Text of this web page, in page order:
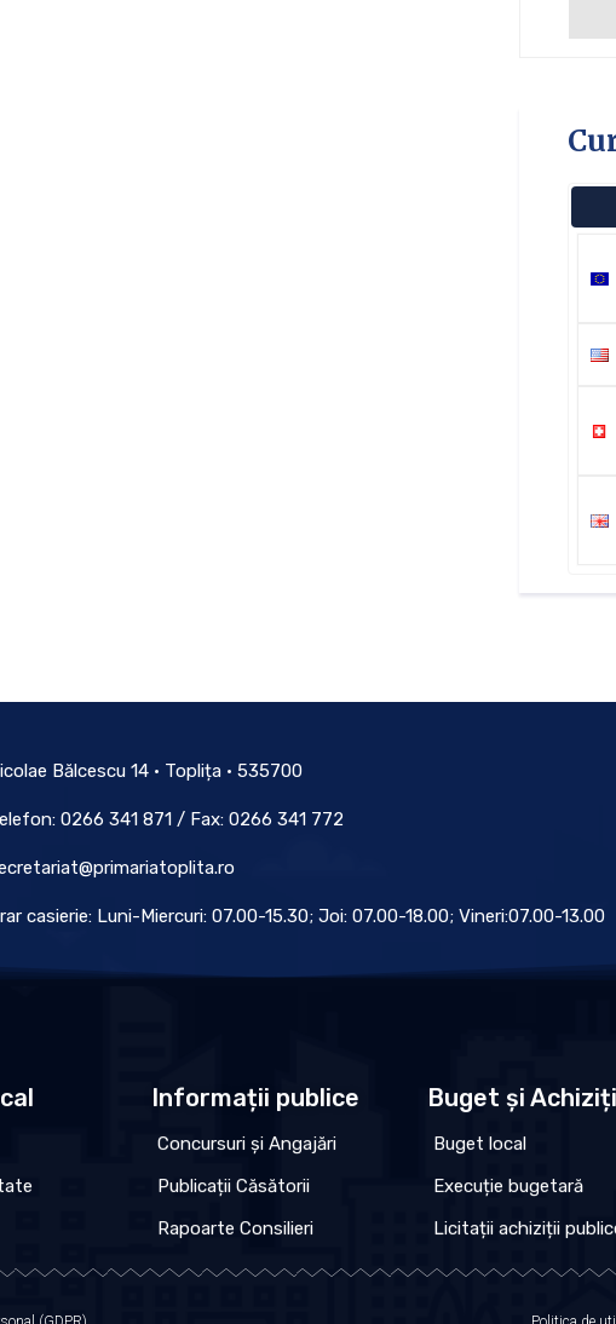
Bălcescu 14 • Toplița • 535700
0266 341 871 / Fax: 0266 341 772
casierie: Luni-Miercuri: 07.00-15.30; Joi: 07.00-18.00; Vineri:07.00-13.00
Informații publice
Concursuri și Angajări
Publicații Căsătorii
Rapoarte Consilieri
Buget și
Buget local
Execuție bugetară
Licitații achiziții